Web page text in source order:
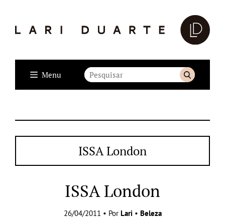
Menu
ISSA London
ISSA London
26/04/2011 • Por Lari • Beleza